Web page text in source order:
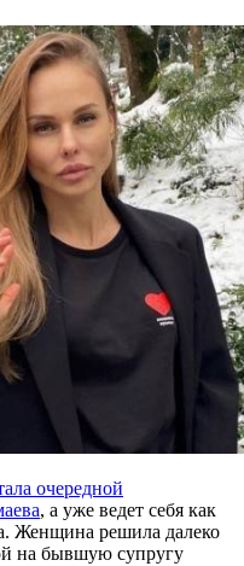
очередной
, а уже ведет себя как
Женщина решила далеко
на бывшую супругу